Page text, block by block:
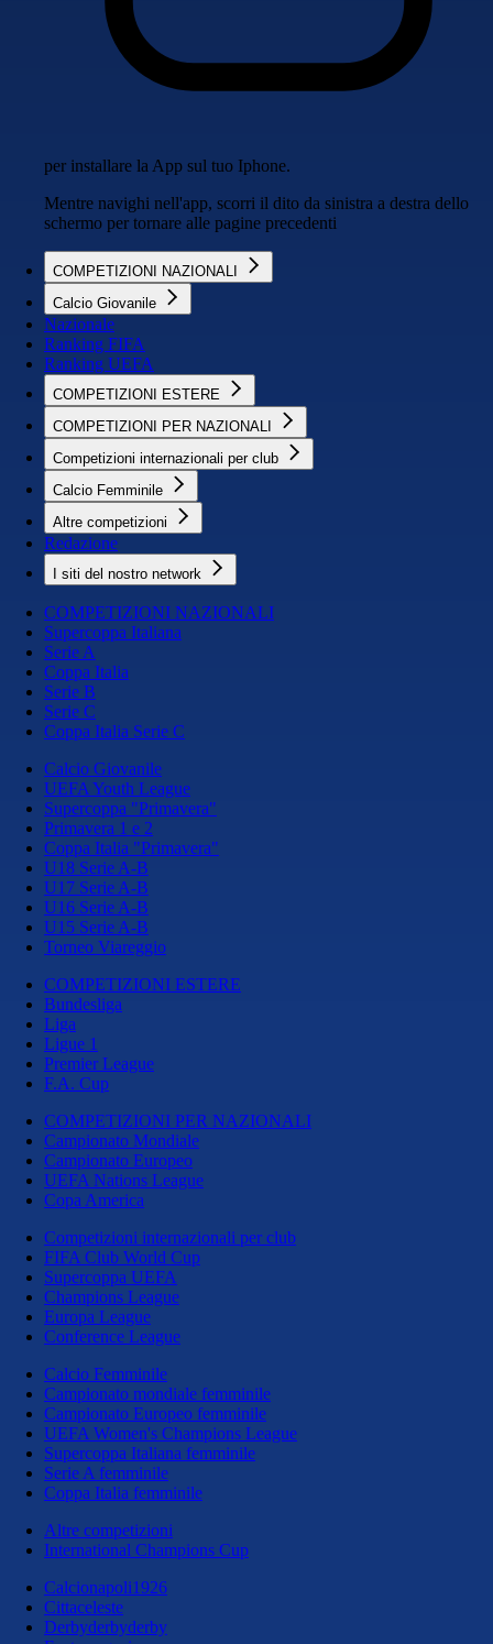
per installare la App sul tuo Iphone.
Mentre navighi nell'app, scorri il dito da sinistra a destra dello
schermo per tornare alle pagine precedenti
COMPETIZIONI NAZIONALI
Calcio Giovanile
Nazionale
Ranking FIFA
Ranking UEFA
COMPETIZIONI ESTERE
COMPETIZIONI PER NAZIONALI
Competizioni internazionali per club
Calcio Femminile
Altre competizioni
Redazione
I siti del nostro network
COMPETIZIONI NAZIONALI
Supercoppa Italiana
Serie A
Coppa Italia
Serie B
Serie C
Coppa Italia Serie C
Calcio Giovanile
UEFA Youth League
Supercoppa "Primavera"
Primavera 1 e 2
Coppa Italia "Primavera"
U18 Serie A-B
U17 Serie A-B
U16 Serie A-B
U15 Serie A-B
Torneo Viareggio
COMPETIZIONI ESTERE
Bundesliga
Liga
Ligue 1
Premier League
F.A. Cup
COMPETIZIONI PER NAZIONALI
Campionato Mondiale
Campionato Europeo
UEFA Nations League
Copa America
Competizioni internazionali per club
FIFA Club World Cup
Supercoppa UEFA
Champions League
Europa League
Conference League
Calcio Femminile
Campionato mondiale femminile
Campionato Europeo femminile
UEFA Women's Champions League
Supercoppa Italiana femminile
Serie A femminile
Coppa Italia femminile
Altre competizioni
International Champions Cup
Calcionapoli1926
Cittaceleste
Derbyderbyderby